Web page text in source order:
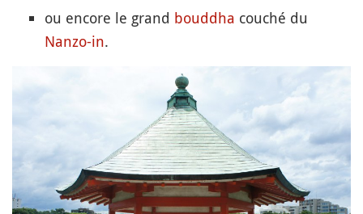
ou encore le grand bouddha couché du
Nanzo-in.